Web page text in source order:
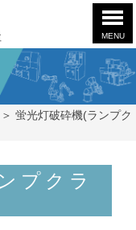
MENU
＞ 蛍光灯破砕機(ランプク
プクラ